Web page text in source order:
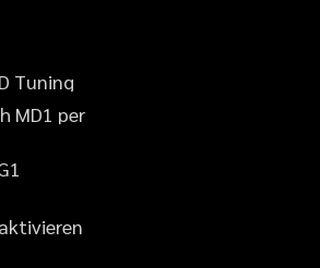
D Tuning
h MD1 per
1
ktivieren